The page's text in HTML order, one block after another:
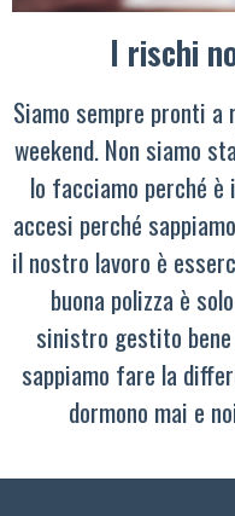
I rischi
Siamo sempre pronti
weekend. Non siamo
lo facciamo perché
accesi perché
il nostro lavoro è
buona polizza è
sinistro gestito
sappiamo fare la
dormono mai e